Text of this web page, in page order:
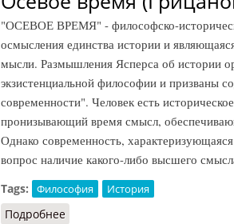
"ОСЕВОЕ ВРЕМЯ" - философско-
осмысления единства истории и
мысли. Размышления Ясперса об истории
экзистенциальной философии и призваны
современности". Человек есть
пронизывающий время смысл,
Однако современность,
вопрос наличие какого-либо высшего
Tags: Философия История
Подробнее